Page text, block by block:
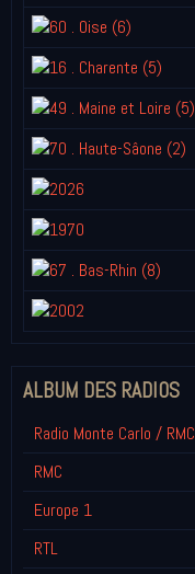
ALBUM DES RADIOS
Radio Monte Carlo / RMC
RMC
Europe 1
RTL